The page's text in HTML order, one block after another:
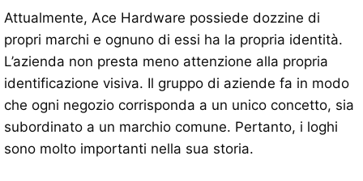
Attualmente, Ace Hardware possiede dozzine di
propri marchi e ognuno di essi ha la propria identità.
L’azienda non presta meno attenzione alla propria
identificazione visiva. Il gruppo di aziende fa in modo
che ogni negozio corrisponda a un unico concetto, sia
subordinato a un marchio comune. Pertanto, i loghi
sono molto importanti nella sua storia.